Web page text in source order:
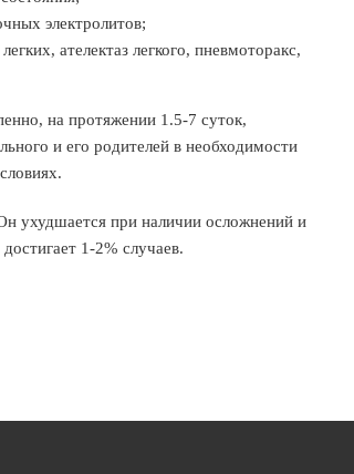
электролитов;
ателектаз легкого, пневмоторакс,
на протяжении 1.5-7 суток,
и его родителей в необходимости
ухудшается при наличии осложнений и
1-2% случаев.